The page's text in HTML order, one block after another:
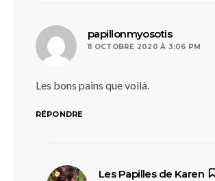
papillonmyosotisdit :
11 OCTOBRE 2020 À 3:06 PM
Les bons pains que voilà.
RÉPONDRE
Les Papilles de Karen